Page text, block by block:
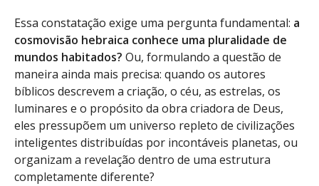
Essa constatação exige uma pergunta fundamental: a
cosmovisão hebraica conhece uma pluralidade de
mundos habitados? Ou, formulando a questão de
maneira ainda mais precisa: quando os autores
bíblicos descrevem a criação, o céu, as estrelas, os
luminares e o propósito da obra criadora de Deus,
eles pressupõem um universo repleto de civilizações
inteligentes distribuídas por incontáveis planetas, ou
organizam a revelação dentro de uma estrutura
completamente diferente?